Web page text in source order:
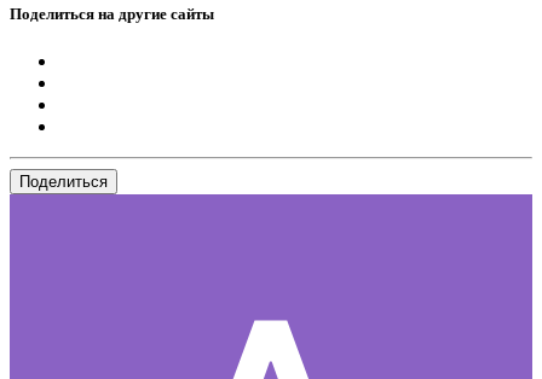
Поделиться на другие сайты
Поделиться